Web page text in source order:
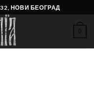
НОВИ БЕОГРАД
0